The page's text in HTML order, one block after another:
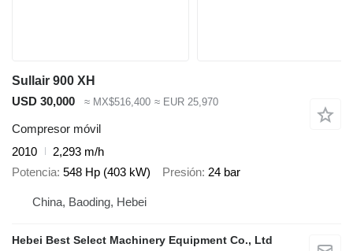
Sullair 900 XH
USD 30,000
≈ MX$516,400 ≈ EUR 25,970
Compresor móvil
2010
2,293 m/h
Potencia 548 Hp (403 kW) Presión 24 bar
China, Baoding, Hebei
Hebei Best Select Machinery Equipment Co., Ltd